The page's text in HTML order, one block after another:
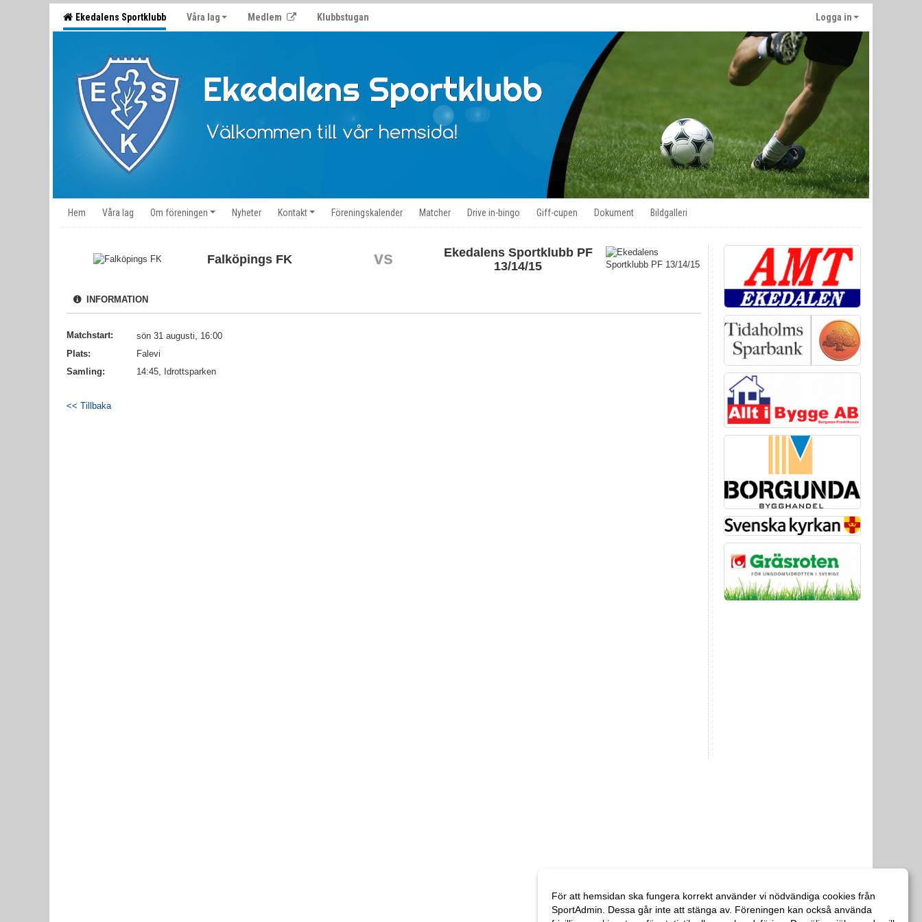
Ekedalens Sportklubb Våra lag Medlem Klubbstugan Logga in
Hem Våra lag Om föreningen Nyheter Kontakt Föreningskalender Matcher Drive in-bingo Giff-cupen Dokument Bildgalleri
Falköpings FK vs
Ekedalens Sportklubb PF
13/14/15
INFORMATION
Matchstart:
sön 31 augusti, 16:00
Plats:
Falevi
Samling:
14:45, Idrottsparken
<< Tillbaka
För att hemsidan ska fungera korrekt använder vi nödvändiga cookies från
SportAdmin. Dessa går inte att stänga av. Föreningen kan också använda